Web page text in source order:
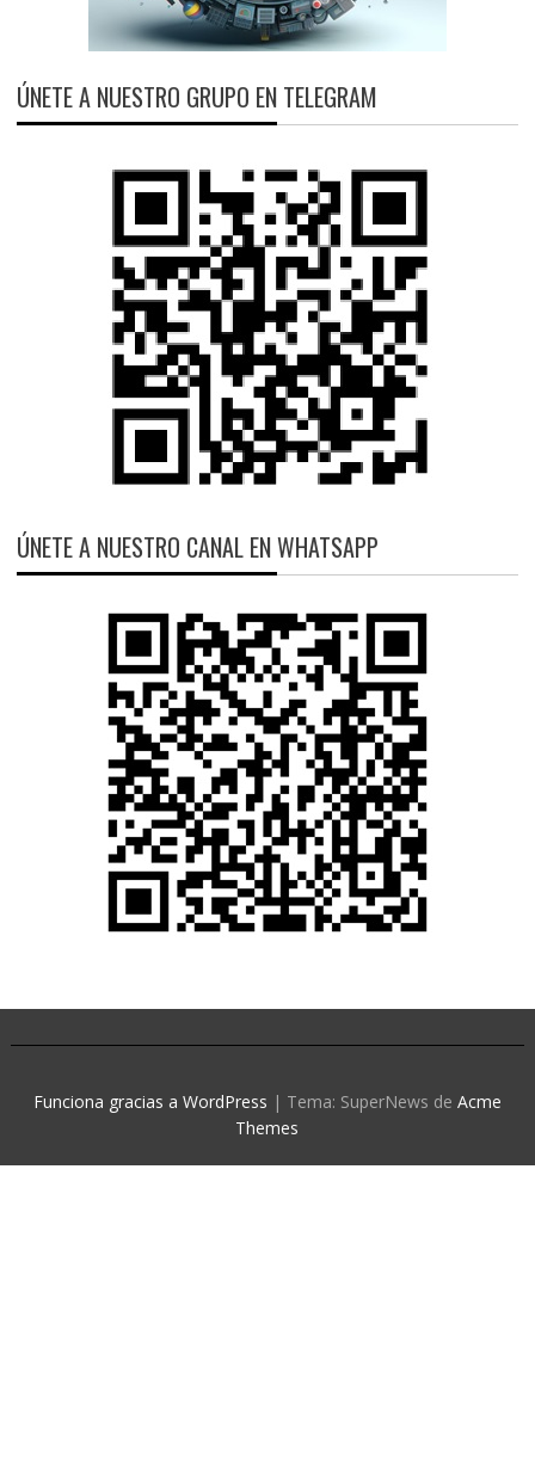
ÚNETE A NUESTRO GRUPO EN TELEGRAM
ÚNETE A NUESTRO CANAL EN WHATSAPP
Funciona gracias a WordPress | Tema: SuperNews de Acme
Themes